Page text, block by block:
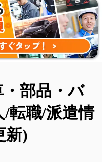
部品・バ
/転職/派遣情
新)